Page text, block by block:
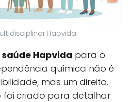
Hapvida
Hapvida para o
química não é
mas um direito.
foi criado para detalhar